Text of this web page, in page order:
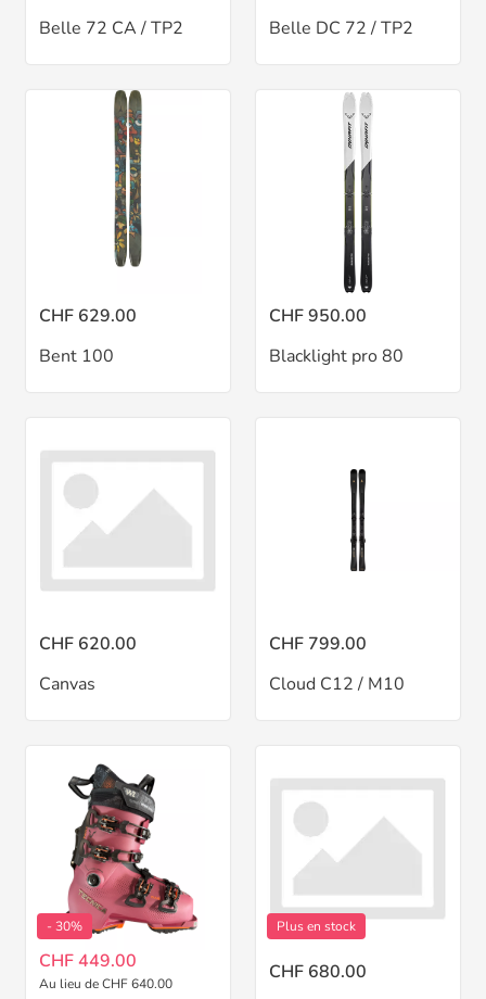
Belle 72 CA / TP2
Belle DC 72 / TP2
CHF 629.00
Bent 100
CHF 950.00
Blacklight pro 80
CHF 620.00
Canvas
CHF 799.00
Cloud C12 / M10
- 30%
CHF 449.00
Au lieu de CHF 640.00
Plus en stock
CHF 680.00